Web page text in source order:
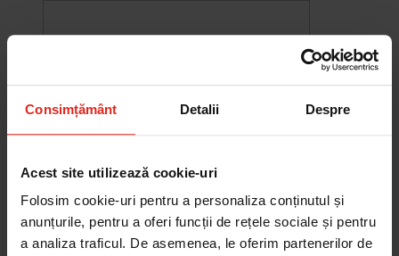
Consimțământ Detalii Despre
Acest site utilizează cookie-uri
Folosim cookie-uri pentru a personaliza conținutul și
anunțurile, pentru a oferi funcții de rețele sociale și pentru
a analiza traficul. De asemenea, le oferim partenerilor de